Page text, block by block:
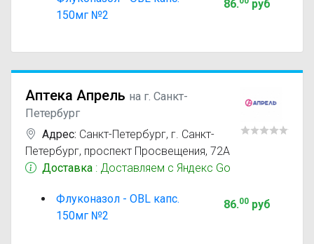
150мг №2
86. руб
Аптека Апрель на г. Санкт-
Петербург
Адрес: Санкт-Петербург, г. Санкт-
Петербург, проспект Просвещения, 72А
Доставка : Доставляем с Яндекс Go
Флуконазол - OBL капс.
150мг №2
86.00руб